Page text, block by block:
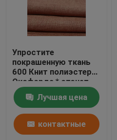
Упростите
покрашенную ткань
600 Книт полиэстера
Оксфорда * отсчет
пряжи 600Д 320 Гсм
для ткани сумки
Лучшая цена
контактные